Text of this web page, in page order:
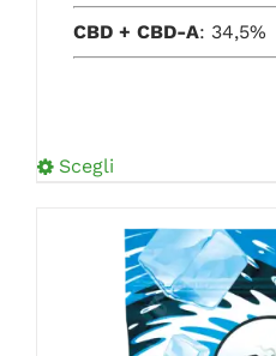
su 5
CBD + CBD-A: 34,5%
Scegli